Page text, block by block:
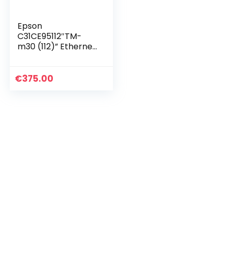
Epson
C31CE95112″TM-
m30 (112)” Ethernet
€375.00